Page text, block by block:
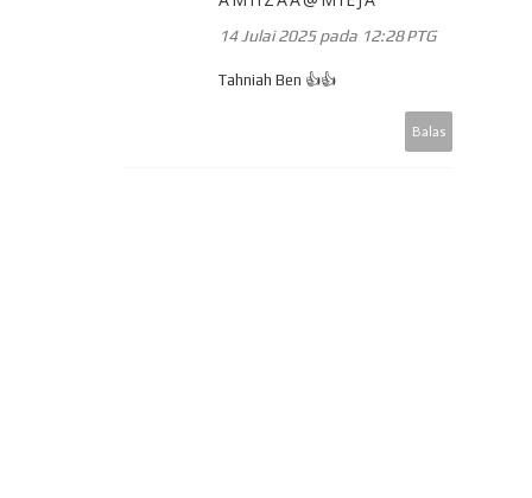
14 Julai 2025 pada 12:28 PTG
Tahniah Ben 👍👍
Balas